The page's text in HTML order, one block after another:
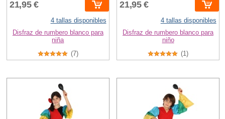
21,95 €
4 tallas disponibles
Disfraz de rumbero blanco para
niña
(7)
21,95 €
4 tallas disponibles
Disfraz de rumbero blanco para
niño
(1)